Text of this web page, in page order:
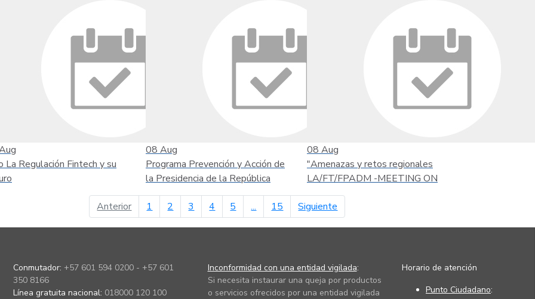
La Regulación Fintech y su
08 Aug
Programa Prevención y Acción de
la Presidencia de la República
08 Aug
"Amenazas y retos regionales
LA/FT/FPADM -MEETING ON
Anteriorpágina anterior
1 2 3 4 5 ... 15 Siguiente
Conmutador: +57 601 594 0200 - +57 601
350 8166
Línea gratuita nacional: 018000 120 100
Inconformidad con una entidad vigilada:
Si necesita instaurar una queja por productos
o servicios ofrecidos por una entidad vigilada
Horario de atención
Punto Ciudadano: